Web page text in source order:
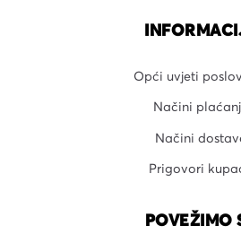
Opći uvjeti
Načini
Načini
Prigovori
POVEŽIMO